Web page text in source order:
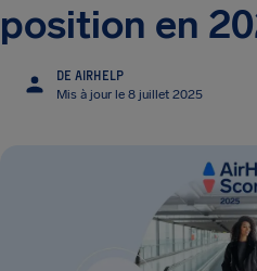
position en
DE AIRHELP
Mis à jour le 8 juillet 2025